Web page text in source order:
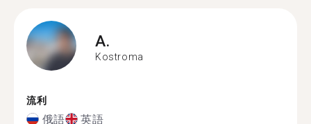
A.
Kostroma
流利
俄語 英語